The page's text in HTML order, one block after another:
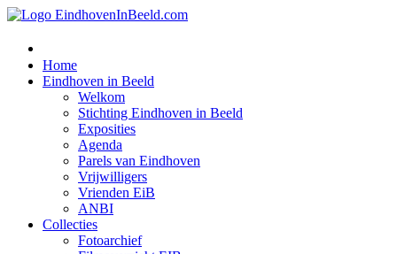
Home
Eindhoven in Beeld
Welkom
Stichting Eindhoven in Beeld
Exposities
Agenda
Parels van Eindhoven
Vrijwilligers
Vrienden EiB
ANBI
Collecties
Fotoarchief